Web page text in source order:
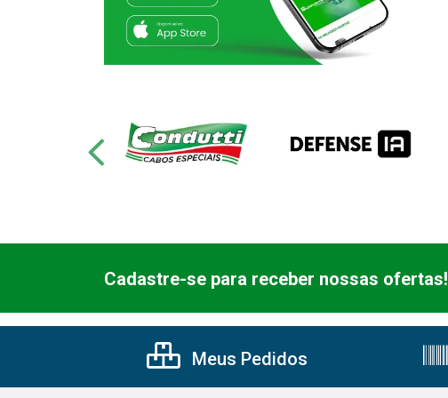
Cadastre-se para receber nossas ofertas!
Meus Pedidos